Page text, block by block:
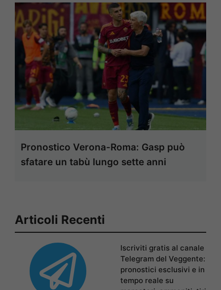
Pronostico Verona-Roma: Gasp può
sfatare un tabù lungo sette anni
Articoli Recenti
Iscriviti gratis al canale
Telegram del Veggente:
pronostici esclusivi e in
tempo reale su